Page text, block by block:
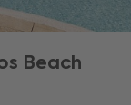
Beach